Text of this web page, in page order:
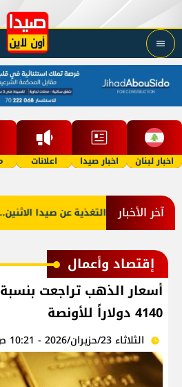
اخبار لبنان اخبار صيدا اعلانات
آخر الأخبار
توقف التغذية عن صيدا الاثنين...
إقتصاد وأعمال
4140 دولاراً للأونصة
الثلاثاء 23/حزيران/2026 - 10:21 ص